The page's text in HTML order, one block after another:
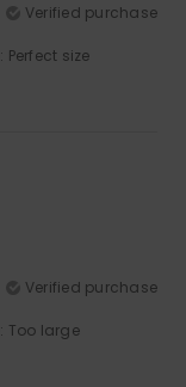
Verified purchase
: Perfect size
Verified purchase
: Too large